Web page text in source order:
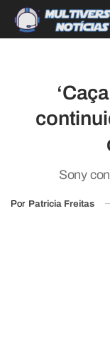
Sony
Por Patricia Freitas